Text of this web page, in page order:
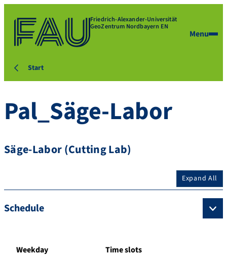
Friedrich-Alexander-Universität
GeoZentrum Nordbayern EN
Menu
Start
Pal_Säge-Labor
Säge-Labor (Cutting Lab)
Expand All
Schedule
Weekday Time slots